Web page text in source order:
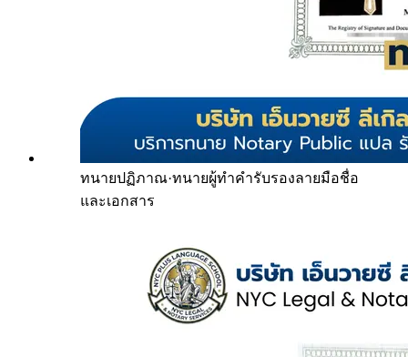
ทนายปฏิภาณ·ทนายผู้ทำคำรับรองลายมือชื่อ
และเอกสาร